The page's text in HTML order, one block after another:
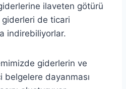
ilaveten götürü
giderleri de ticari
indirebiliyorlar.
giderlerin ve
dayanması